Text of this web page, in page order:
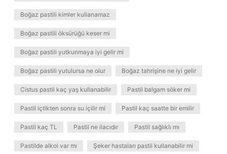
Boğaz pastili kimler kullanamaz
Boğaz pastili öksürüğü keser mi
Boğaz pastili yutkunmaya iyi gelir mi
Boğaz pastili yutulursa ne olur Boğaz tahrişine ne iyi gelir
Cistus pastil kaç yaş kullanabilir Pastil balgam söker mi
Pastil içtikten sonra su içilir mi Pastil kaç saatte bir emilir
Pastil kaç TL Pastil ne ilacıdır Pastil sağlıklı mı
Pastilde alkol var mı Şeker hastaları pastil kullanabilir mi